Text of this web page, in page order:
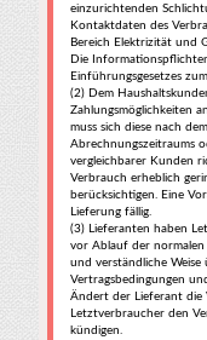
einzurichtenden
Kontaktdaten des
Bereich Elektrizität und
Die
Einführungsgesetzes
(2) Dem
Zahlungsmöglichkeiten
muss sich diese nach
Abrechnungszeitraums
vergleichbarer Kunden
Verbrauch erheblich
berücksichtigen. Eine
Lieferung fällig.
(3) Lieferanten haben
vor Ablauf der
und verständliche
Vertragsbedingungen
Ändert der Lieferant die
Letztverbraucher den
kündigen.